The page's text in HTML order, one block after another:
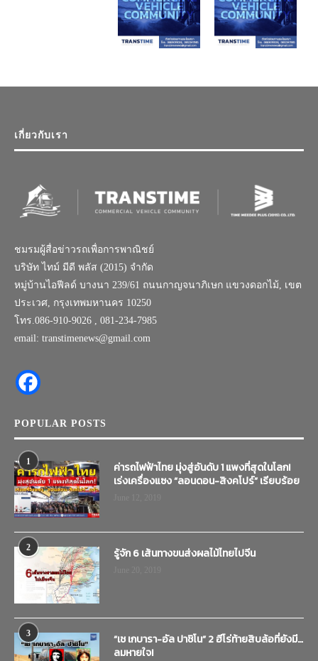
เกี่ยวกับเรา
ชมรมผู้สื่อข่าวรถเพื่อการพาณิชย์
บริษัท ไทม์ มีดี พลัส (2015) จำกัด
หมู่บ้านไอฟีลด์ บางนา 239/61 ถนนกาญจนาภิเษก แขวงดอกไม้, เขต
ประเวศ, กรุงเทพมหานคร 10250
โทร.086-910-9026 , 081-234-7985
email: transtimenews@gmail.com
POPULAR POSTS
1
ค่ารถไฟฟ้าไทย มุ่งสู่อันดับ 1 แพงที่สุดในโลก!
เร่งเครื่องแซง “ลอนดอน-สิงคโปร์” เรียบร้อย
2 รู้จัก 6 เส้นทางขนส่งผลไม้ไทยไปจีน
3
“เช เกบารา-อัล ปาชิโน” 2 ฮีโร่ท้ายสิบล้อที่ยังมี…
ลมหายใจ!